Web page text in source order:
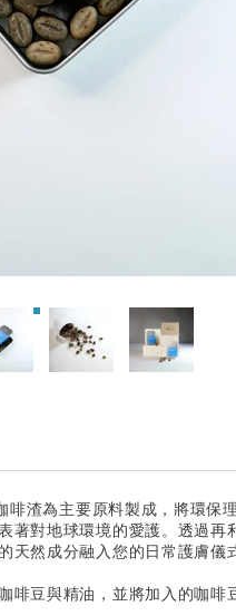
渣為主要原料製成，將環保
著對地球環境的愛護。透過再
然成分融入您的日常護膚儀
啡豆與精油，並將加入的咖